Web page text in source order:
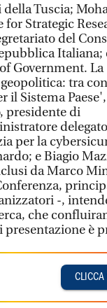
Tuscia;
Strategic
del
Italiana;
Government. La
tra
il Sistema
presidente di
per la
e Biagio
da Marco
-,
che
è
CLICCA